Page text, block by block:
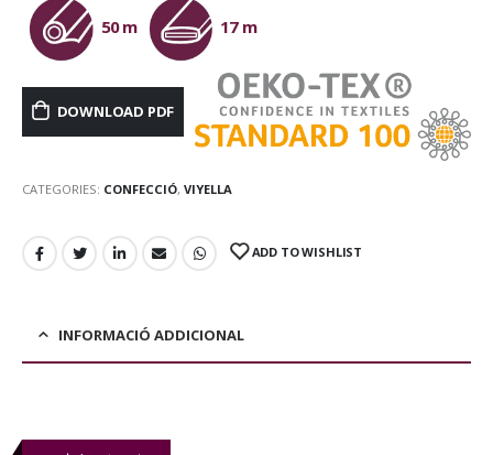
50 m 17 m
DOWNLOAD PDF
CATEGORIES: CONFECCIÓ, VIYELLA
ADD TO WISHLIST
INFORMACIÓ ADDICIONAL